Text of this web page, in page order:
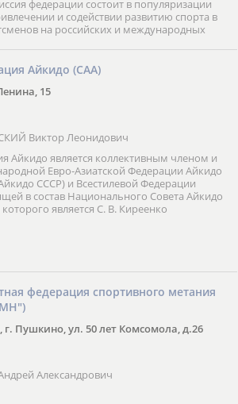
федерации состоит в популяризации
и содействии развитию спорта в
на российских и международных
Айкидо (САА)
15
Виктор Леонидович
Айкидо является коллективным членом и
Евро-Азиатской Федерации Айкидо
СССР) и Всестилевой Федерации
в состав Национального Совета Айкидо
является С. В. Киреенко
федерация спортивного метания
г. Пушкино, ул. 50 лет Комсомола, д.26
Александрович